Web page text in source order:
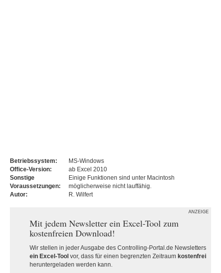
Betriebssystem:
MS-Windows
Office-Version:
ab Excel 2010
Sonstige
Voraussetzungen:
Einige Funktionen sind unter Macintosh
möglicherweise nicht lauffähig.
Autor:
R. Wilfert
ANZEIGE
Mit jedem Newsletter ein Excel-Tool zum
kostenfreien Download!
Wir stellen in jeder Ausgabe des Controlling-Portal.de Newsletters
ein Excel-Tool vor, dass für einen begrenzten Zeitraum kostenfrei
heruntergeladen werden kann.